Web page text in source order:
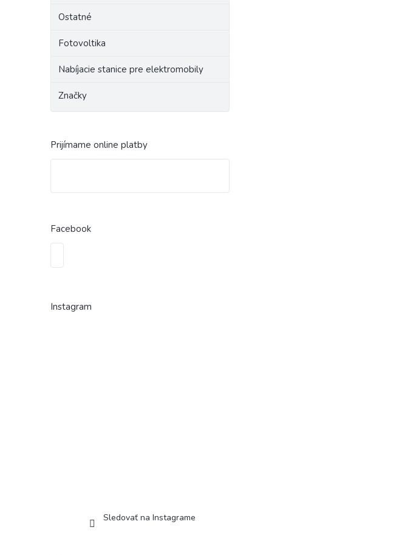
Ostatné
Fotovoltika
Nabíjacie stanice pre elektromobily
Značky
Prijímame online platby
Facebook
Instagram
Sledovať na Instagrame